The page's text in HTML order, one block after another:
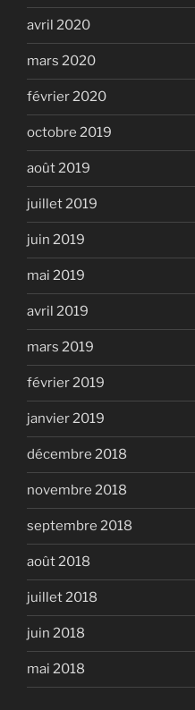
avril 2020
mars 2020
février 2020
octobre 2019
août 2019
juillet 2019
juin 2019
mai 2019
avril 2019
mars 2019
février 2019
janvier 2019
décembre 2018
novembre 2018
septembre 2018
août 2018
juillet 2018
juin 2018
mai 2018